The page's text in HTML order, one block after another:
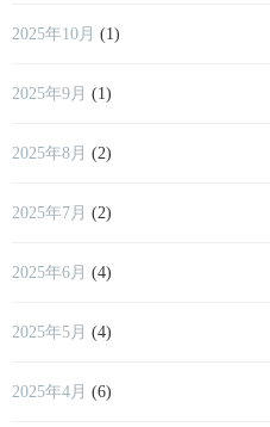
2025年10月 (1)
2025年9月 (1)
2025年8月 (2)
2025年7月 (2)
2025年6月 (4)
2025年5月 (4)
2025年4月 (6)